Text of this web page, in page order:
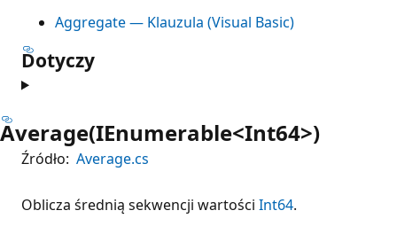
Aggregate — Klauzula (Visual Basic)
Dotyczy
Average(IEnumerable<Int64>)
Źródło: Average.cs
Oblicza średnią sekwencji wartości Int64.